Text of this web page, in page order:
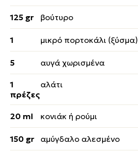
125 gr βούτυρο
1 μικρό πορτοκάλι (ξύσμα)
5 αυγά χωρισμένα
1
πρέζες
αλάτι
20 ml κονιάκ ή ρούμι
150 gr αμύγδαλο αλεσμένο